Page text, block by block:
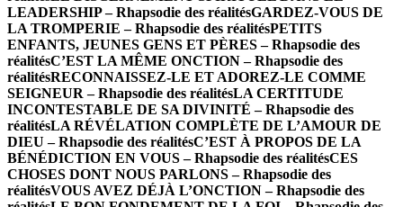
LEADERSHIP – Rhapsodie des réalitésGARDEZ-VOUS DE
LA TROMPERIE – Rhapsodie des réalitésPETITS
ENFANTS, JEUNES GENS ET PÈRES – Rhapsodie des
réalitésC’EST LA MÊME ONCTION – Rhapsodie des
réalitésRECONNAISSEZ-LE ET ADOREZ-LE COMME
SEIGNEUR – Rhapsodie des réalitésLA CERTITUDE
INCONTESTABLE DE SA DIVINITÉ – Rhapsodie des
réalitésLA RÉVÉLATION COMPLÈTE DE L’AMOUR DE
DIEU – Rhapsodie des réalitésC’EST À PROPOS DE LA
BÉNÉDICTION EN VOUS – Rhapsodie des réalitésCES
CHOSES DONT NOUS PARLONS – Rhapsodie des
réalitésVOUS AVEZ DÉJÀ L’ONCTION – Rhapsodie des